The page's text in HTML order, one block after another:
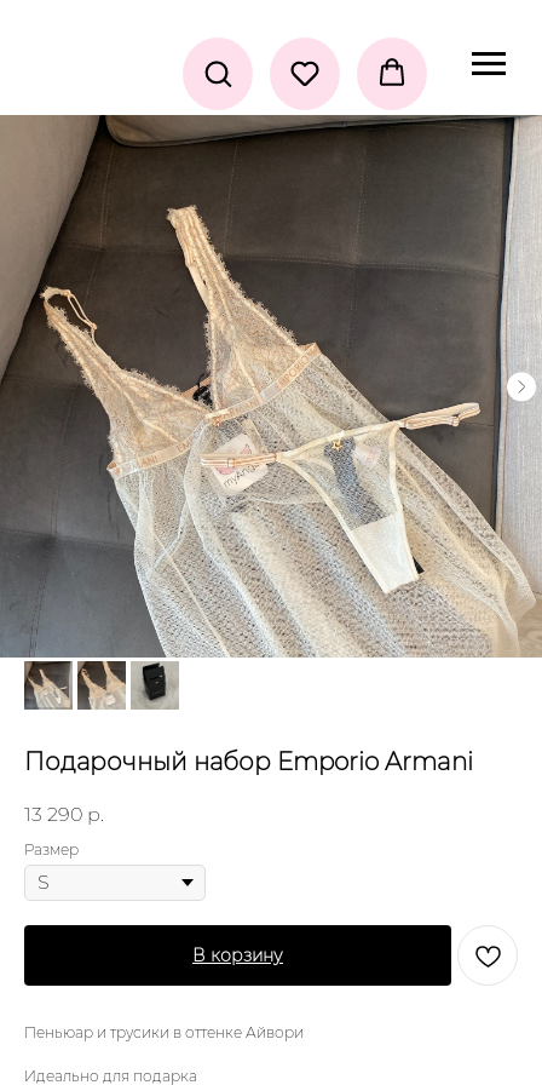
Подарочный набор Emporio Armani
13 290 р.
Размер
В корзину
Пеньюар и трусики в оттенке Айвори
Идеально для подарка